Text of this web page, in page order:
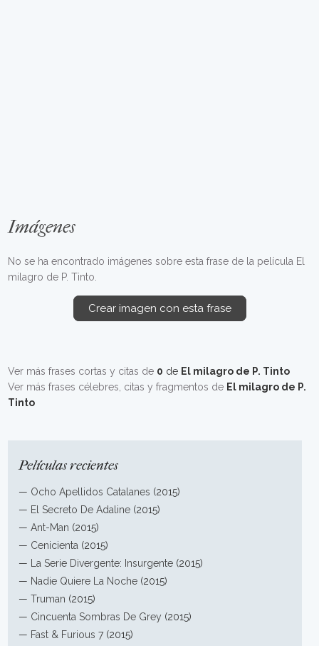
Imágenes
No se ha encontrado imágenes sobre esta frase de la película El
milagro de P. Tinto.
Crear imagen con esta frase
Ver más frases cortas y citas de 0 de El milagro de P. Tinto
Ver más frases célebres, citas y fragmentos de El milagro de P.
Tinto
Películas recientes
— Ocho Apellidos Catalanes (2015)
— El Secreto De Adaline (2015)
—Ant-Man (2015)
— Cenicienta (2015)
—
La Serie Divergente: Insurgente (2015)
— Nadie Quiere La Noche (2015)
—Truman (2015)
— Cincuenta Sombras De Grey (2015)
— Fast & Furious 7 (2015)